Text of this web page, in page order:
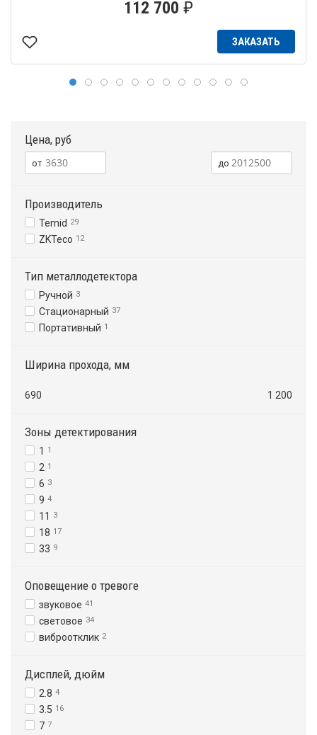
112 700 ₽
ЗАКАЗАТЬ
Цена, руб
Производитель
Temid 29
ZKTeco 12
Тип металлодетектора
Ручной 3
Стационарный 37
Портативный 1
Ширина прохода, мм
690 1 200
Зоны детектирования
1 1
2 1
6 3
9 4
11 3
18 17
33 9
Оповещение о тревоге
звуковое 41
световое 34
виброотклик 2
Дисплей, дюйм
2.8 4
3.5 16
7 7